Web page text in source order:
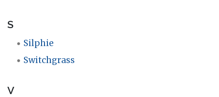
S
Silphie
Switchgrass
V